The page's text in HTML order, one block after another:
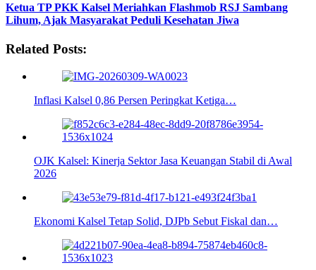
Ketua TP PKK Kalsel Meriahkan Flashmob RSJ Sambang
Lihum, Ajak Masyarakat Peduli Kesehatan Jiwa
Related Posts:
Inflasi Kalsel 0,86 Persen Peringkat Ketiga…
OJK Kalsel: Kinerja Sektor Jasa Keuangan Stabil di Awal
2026
Ekonomi Kalsel Tetap Solid, DJPb Sebut Fiskal dan…